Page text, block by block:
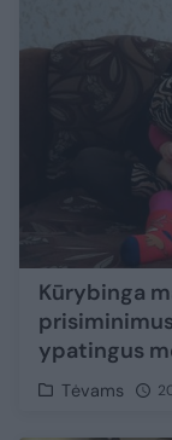
Kūrybinga
ypatingus
Tėvams